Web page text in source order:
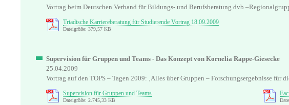
Vortrag beim Deutschen Verband für Bildungs- und Berufsberatung dvb
Triadische Karriereberatung für Studierende Vortrag 18.09.2009
Dateigröße: 379,57 KB
Supervision für Gruppen und Teams - Das Konzept von Kornelia Rappe-Giesecke
25.04.2009
Vortrag auf den TOPS – Tagen 2009: ‚Alles über Gruppen – Forschungsergebnisse für
Supervision für Gruppen und Teams
Dateigröße: 2.745,33 KB